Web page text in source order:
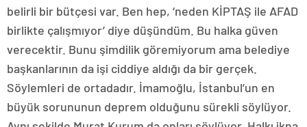
belirli bir bütçesi var. Ben hep, ‘neden KİPTAŞ ile AFAD
birlikte çalışmıyor’ diye düşündüm. Bu halka güven
verecektir. Bunu şimdilik göremiyorum ama belediye
başkanlarının da işi ciddiye aldığı da bir gerçek.
Söylemleri de ortadadır. İmamoğlu, İstanbul’un en
büyük sorununun deprem olduğunu sürekli söylüyor.